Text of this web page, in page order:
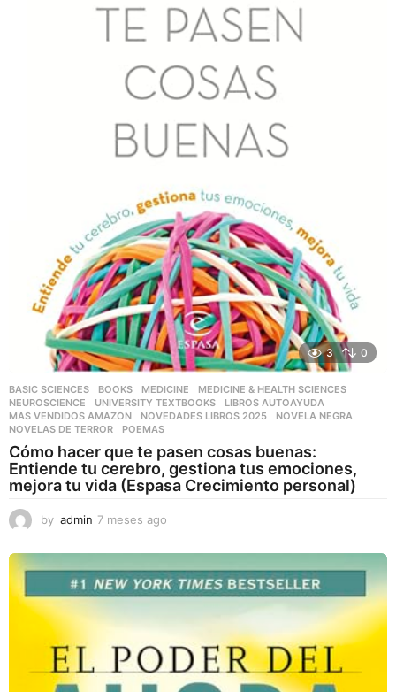
3 0
BASIC SCIENCES ,BOOKS ,MEDICINE ,MEDICINE & HEALTH SCIENCES
NEUROSCIENCE
,UNIVERSITY TEXTBOOKS LIBROS AUTOAYUDA
MAS VENDIDOS AMAZON
,NOVEDADES LIBROS 2025 ,NOVELA NEGRA
NOVELAS DE TERROR
,POEMAS
Cómo hacer que te pasen cosas buenas:
Entiende tu cerebro, gestiona tus emociones,
mejora tu vida (Espasa Crecimiento personal)
by admin 7 meses ago
e
s
e